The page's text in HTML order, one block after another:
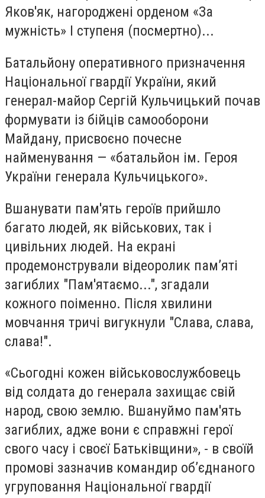
Яков'як, нагороджені орденом «За
мужність» І ступеня (посмертно)...
Батальйону оперативного призначення
Національної гвардії України, який
генерал-майор Сергій Кульчицький почав
формувати із бійців самооборони
Майдану, присвоєно почесне
найменування — «батальйон ім. Героя
України генерала Кульчицького».
Вшанувати пам'ять героїв прийшло
багато людей, як військових, так і
цивільних людей. На екрані
продемонстрували відеоролик пам’яті
загиблих "Пам'ятаємо...", згадали
кожного поіменно. Після хвилини
мовчання тричі вигукнули "Слава, слава,
слава!".
«Сьогодні кожен військовослужбовець
від солдата до генерала захищає свій
народ, свою землю. Вшануймо пам'ять
загиблих, адже вони є справжні герої
свого часу і своєї Батьківщини», - в своїй
промові зазначив командир об’єднаного
угруповання Національної гвардії